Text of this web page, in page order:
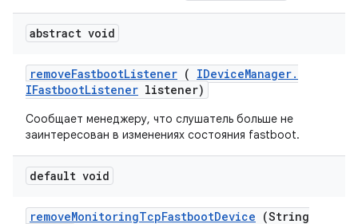
abstract void
removeFastbootListener ( IDeviceManager.
IFastbootListener listener)
Сообщает менеджеру, что слушатель больше не
заинтересован в изменениях состояния fastboot.
default void
removeMonitoringTcpFastbootDevice (String